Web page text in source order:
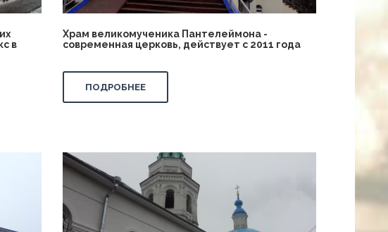
в
Храм великомученика Пантелеймона -
современная церковь, действует с 2011 года
ПОДРОБНЕЕ